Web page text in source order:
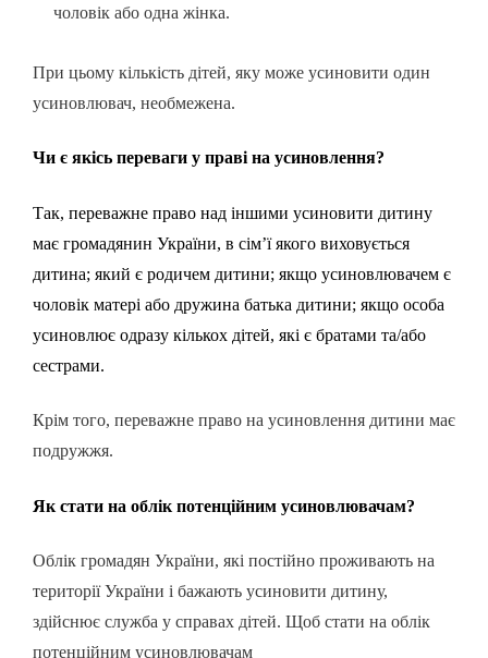
чоловік або одна жінка.
При цьому кількість дітей, яку може усиновити один
усиновлювач, необмежена.
Чи є якісь переваги у праві на усиновлення?
Так, переважне право над іншими усиновити дитину
має громадянин України, в сім’ї якого виховується
дитина; який є родичем дитини; якщо усиновлювачем є
чоловік матері або дружина батька дитини; якщо особа
усиновлює одразу кількох дітей, які є братами та/або
сестрами.
Крім того, переважне право на усиновлення дитини має
подружжя.
Як стати на облік потенційним усиновлювачам?
Облік громадян України, які постійно проживають на
території України і бажають усиновити дитину,
здійснює служба у справах дітей. Щоб стати на облік
потенційним усиновлювачам